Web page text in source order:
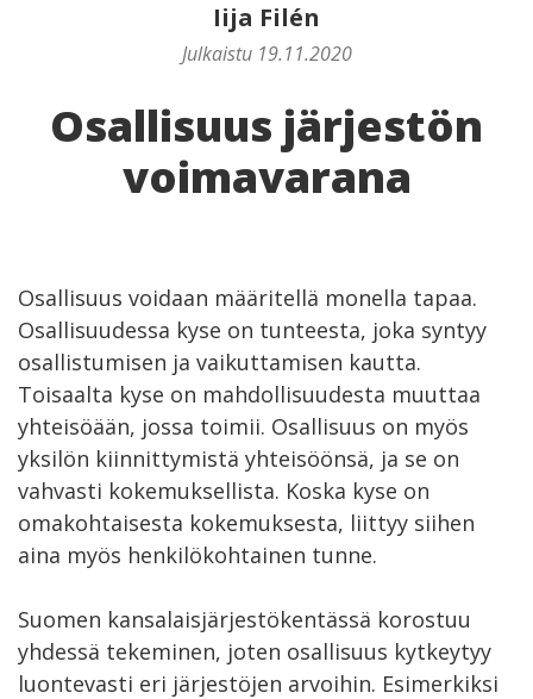
Iija Filén
Julkaistu 19.11.2020
Osallisuus järjestön
voimavarana
Osallisuus voidaan määritellä monella tapaa.
Osallisuudessa kyse on tunteesta, joka syntyy
osallistumisen ja vaikuttamisen kautta.
Toisaalta kyse on mahdollisuudesta muuttaa
yhteisöään, jossa toimii. Osallisuus on myös
yksilön kiinnittymistä yhteisöönsä, ja se on
vahvasti kokemuksellista. Koska kyse on
omakohtaisesta kokemuksesta, liittyy siihen
aina myös henkilökohtainen tunne.
Suomen kansalaisjärjestökentässä korostuu
yhdessä tekeminen, joten osallisuus kytkeytyy
luontevasti eri järjestöjen arvoihin. Esimerkiksi